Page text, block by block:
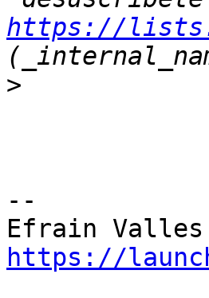
https://
>
--
https://